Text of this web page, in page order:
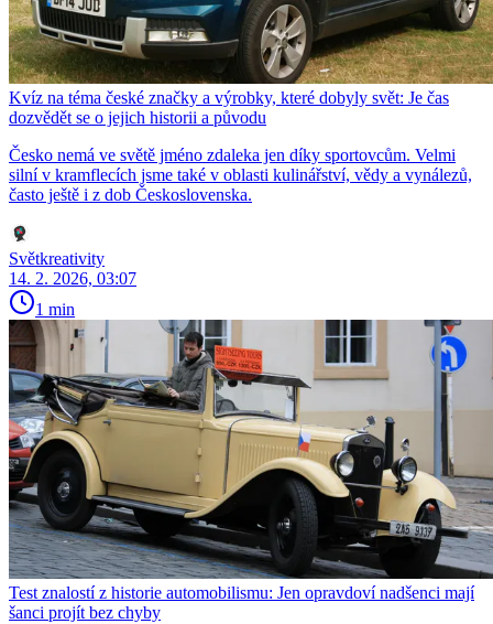
Kvíz na téma české značky a výrobky, které dobyly svět: Je čas
dozvědět se o jejich historii a původu
Česko nemá ve světě jméno zdaleka jen díky sportovcům. Velmi
silní v kramflecích jsme také v oblasti kulinářství, vědy a vynálezů,
často ještě i z dob Československa.
Světkreativity
14. 2. 2026, 03:07
1 min
Test znalostí z historie automobilismu: Jen opravdoví nadšenci mají
šanci projít bez chyby